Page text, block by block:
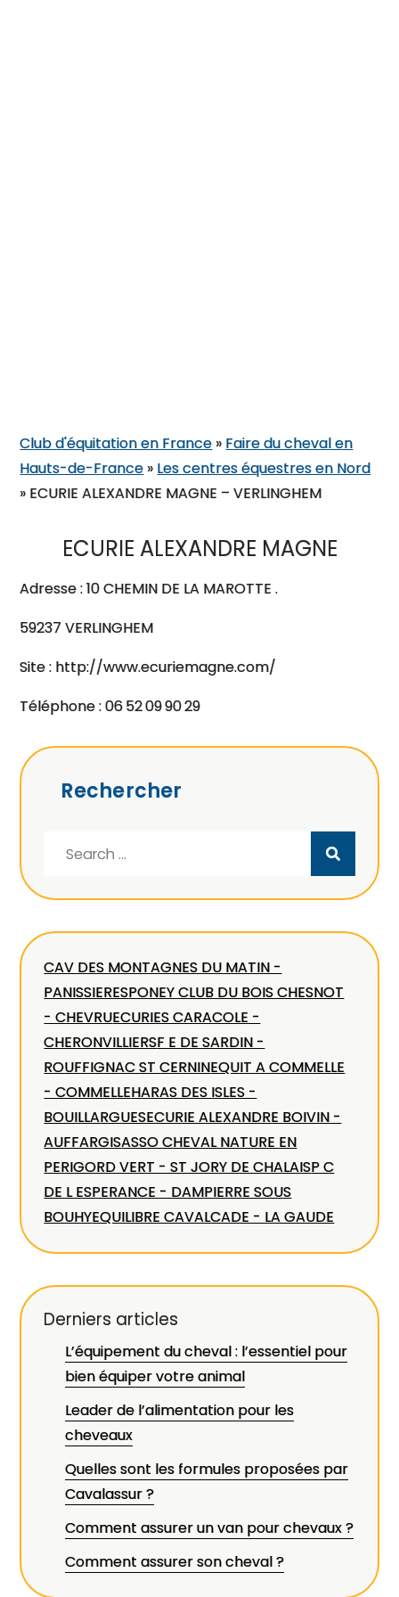
Club d'équitation en France » Faire du cheval en
Hauts-de-France » Les centres équestres en Nord
» ECURIE ALEXANDRE MAGNE – VERLINGHEM
ECURIE ALEXANDRE MAGNE
Adresse : 10 CHEMIN DE LA MAROTTE .
59237 VERLINGHEM
Site : http://www.ecuriemagne.com/
Téléphone : 06 52 09 90 29
Rechercher
CAV DES MONTAGNES DU MATIN -
PANISSIERESPONEY CLUB DU BOIS CHESNOT
- CHEVRUECURIES CARACOLE -
CHERONVILLIERSF E DE SARDIN -
ROUFFIGNAC ST CERNINEQUIT A COMMELLE
- COMMELLEHARAS DES ISLES -
BOUILLARGUESECURIE ALEXANDRE BOIVIN -
AUFFARGISASSO CHEVAL NATURE EN
PERIGORD VERT - ST JORY DE CHALAISP C
DE L ESPERANCE - DAMPIERRE SOUS
BOUHYEQUILIBRE CAVALCADE - LA GAUDE
Derniers articles
L’équipement du cheval : l’essentiel pour
bien équiper votre animal
Leader de l’alimentation pour les
cheveaux
Quelles sont les formules proposées par
Cavalassur ?
Comment assurer un van pour chevaux ?
Comment assurer son cheval ?